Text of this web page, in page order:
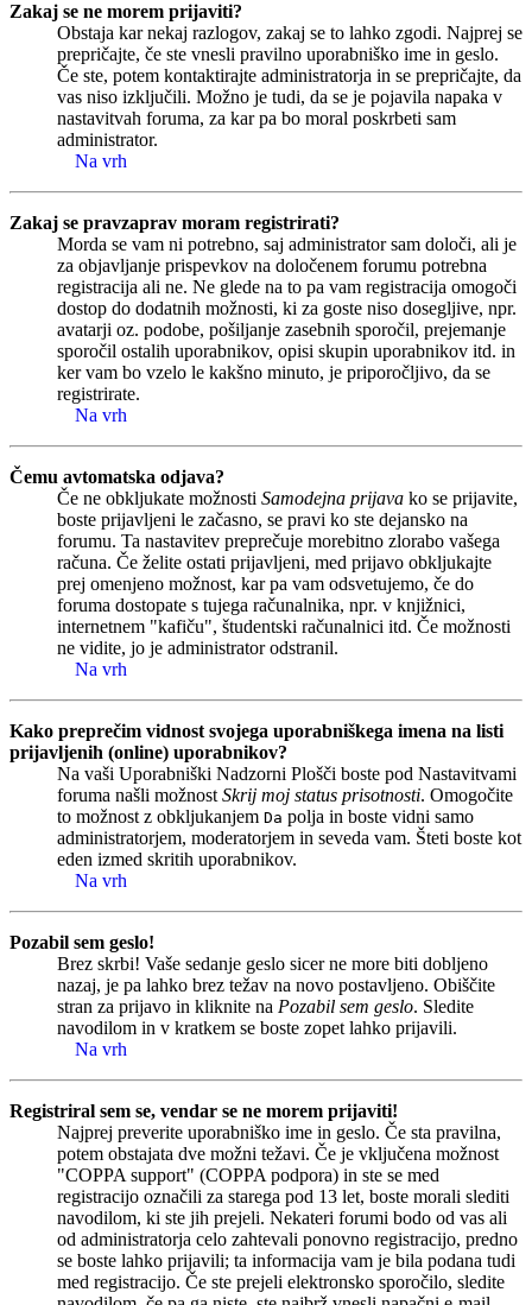
Zakaj se ne morem prijaviti?
Obstaja kar nekaj razlogov, zakaj se to lahko zgodi. Najprej se
prepričajte, če ste vnesli pravilno uporabniško ime in geslo.
Če ste, potem kontaktirajte administratorja in se prepričajte, da
vas niso izključili. Možno je tudi, da se je pojavila napaka v
nastavitvah foruma, za kar pa bo moral poskrbeti sam
administrator.
Na vrh
Zakaj se pravzaprav moram registrirati?
Morda se vam ni potrebno, saj administrator sam določi, ali je
za objavljanje prispevkov na določenem forumu potrebna
registracija ali ne. Ne glede na to pa vam registracija omogoči
dostop do dodatnih možnosti, ki za goste niso dosegljive, npr.
avatarji oz. podobe, pošiljanje zasebnih sporočil, prejemanje
sporočil ostalih uporabnikov, opisi skupin uporabnikov itd. in
ker vam bo vzelo le kakšno minuto, je priporočljivo, da se
registrirate.
Na vrh
Čemu avtomatska odjava?
Če ne obkljukate možnosti Samodejna prijava ko se prijavite,
boste prijavljeni le začasno, se pravi ko ste dejansko na
forumu. Ta nastavitev preprečuje morebitno zlorabo vašega
računa. Če želite ostati prijavljeni, med prijavo obkljukajte
prej omenjeno možnost, kar pa vam odsvetujemo, če do
foruma dostopate s tujega računalnika, npr. v knjižnici,
internetnem "kafiču", študentski računalnici itd. Če možnosti
ne vidite, jo je administrator odstranil.
Na vrh
Kako preprečim vidnost svojega uporabniškega imena na listi
prijavljenih (online) uporabnikov?
Na vaši Uporabniški Nadzorni Plošči boste pod Nastavitvami
foruma našli možnost Skrij moj status prisotnosti. Omogočite
to možnost z obkljukanjem Da polja in boste vidni samo
administratorjem, moderatorjem in seveda vam. Šteti boste kot
eden izmed skritih uporabnikov.
Na vrh
Pozabil sem geslo!
Brez skrbi! Vaše sedanje geslo sicer ne more biti dobljeno
nazaj, je pa lahko brez težav na novo postavljeno. Obiščite
stran za prijavo in kliknite na Pozabil sem geslo. Sledite
navodilom in v kratkem se boste zopet lahko prijavili.
Na vrh
Registriral sem se, vendar se ne morem prijaviti!
Najprej preverite uporabniško ime in geslo. Če sta pravilna,
potem obstajata dve možni težavi. Če je vključena možnost
"COPPA support" (COPPA podpora) in ste se med
registracijo označili za starega pod 13 let, boste morali slediti
navodilom, ki ste jih prejeli. Nekateri forumi bodo od vas ali
od administratorja celo zahtevali ponovno registracijo, predno
se boste lahko prijavili; ta informacija vam je bila podana tudi
med registracijo. Če ste prejeli elektronsko sporočilo, sledite